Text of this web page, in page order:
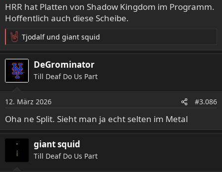
HRR hat Platten von Shadow Kingdom im Programm.
Hoffentlich auch diese Scheibe.
R
e
a
n
e
n
:
Tjodalfund giant squid
DeGrominator
Till Deaf Do Us Part
12. März 2026 #3.086
Oha ne Split. Sieht man ja echt selten im Metal
giant squid
Till Deaf Do Us Part